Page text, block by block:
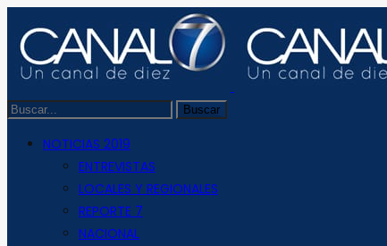
NOTICIAS 2019
ENTREVISTAS
LOCALES Y REGIONALES
REPORTE 7
NACIONAL